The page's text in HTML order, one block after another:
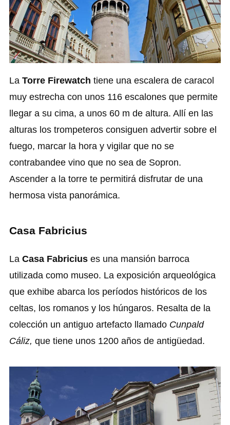
La Torre Firewatch tiene una escalera de caracol
muy estrecha con unos 116 escalones que permite
llegar a su cima, a unos 60 m de altura. Allí en las
alturas los trompeteros consiguen advertir sobre el
fuego, marcar la hora y vigilar que no se
contrabandee vino que no sea de Sopron.
Ascender a la torre te permitirá disfrutar de una
hermosa vista panorámica.
Casa Fabricius
La Casa Fabricius es una mansión barroca
utilizada como museo. La exposición arqueológica
que exhibe abarca los períodos históricos de los
celtas, los romanos y los húngaros. Resalta de la
colección un antiguo artefacto llamado Cunpald
Cáliz, que tiene unos 1200 años de antigüedad.